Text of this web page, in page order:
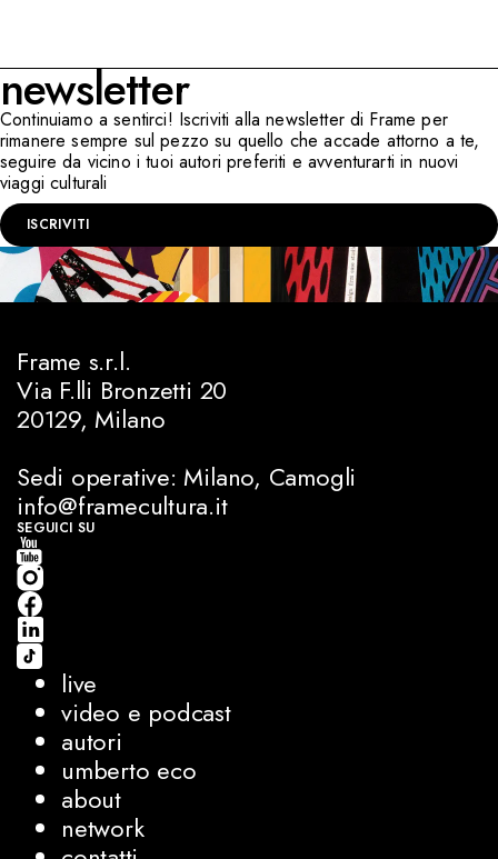
newsletter
Continuiamo a sentirci! Iscriviti alla newsletter di Frame per
rimanere sempre sul pezzo su quello che accade attorno a te,
seguire da vicino i tuoi autori preferiti e avventurarti in nuovi
viaggi culturali
ISCRIVITI
Frame s.r.l.
Via F.lli Bronzetti 20
20129, Milano
Sedi operative: Milano, Camogli
info@framecultura.it
SEGUICI SU
live
video e podcast
autori
umberto eco
about
network